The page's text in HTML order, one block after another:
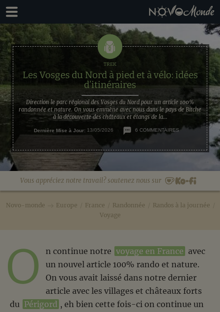
Passer
la
navigation
principale
Passer
au
contenu
principal
Vous appréciez notre travail? soutenez nous sur
Novo-monde Europe France Randonnée Randos à la journée
Voyage
Les Vosges du Nord à pied et à vélo: idées
d’itinéraires
Direction le parc régional des Vosges du Nord pour un article 100%
randonnée et nature. On vous emmène avec nous dans le pays de Bitche
à la découverte des châteaux et étangs de la...
Dernière Mise à Jour: 13/05/2026 6 COMMENTAIRES
O n continue notre voyage en France avec
un nouvel article 100% rando et nature.
On vous avait laissé dans notre dernier
article avec les villages et châteaux forts
du Périgord , eh bien cette fois-ci on continue un